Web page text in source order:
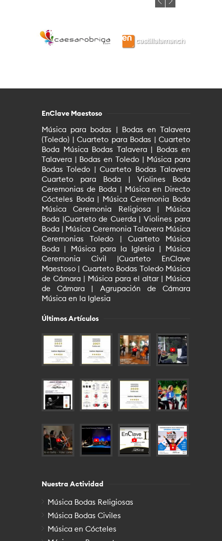
EnClave Maestoso
Música para bodas | Bodas en Talavera
(Toledo) | Cuarteto para Bodas | Cuarteto
Boda Música Bodas Talavera | Bodas en
Talavera | Bodas en Toledo | Música para
Bodas Toledo | Cuarteto Bodas Talavera
Cuarteto para Boda | Violines Boda
Ceremonias de Boda | Música en Directo
Cócteles Boda | Música Ceremonia Boda
Música Ceremonia Religiosa | Música
Boda |Cuarteto de Cuerda | Violines para
Boda | Música Ceremonia Talavera Música
Ceremonias Toledo | Cuarteto Música
Boda | Música para la Iglesia | Música
Ceremonia Civil |Cuarteto EnClave
Maestoso | Cuarteto Bodas Toledo Música
de Cámara | Música para el altar | Música
de Cámara | Agrupación de Cámara
Música en la Iglesia
Últimos Artículos
Nuestra Actividad
Música Bodas Religiosas
Música Bodas Civiles
Música en Cócteles